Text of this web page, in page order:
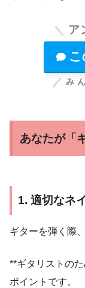
ア
み
あなたが「
1. 適切なネ
ギターを弾く際
**ギタリストの
ポイントです。